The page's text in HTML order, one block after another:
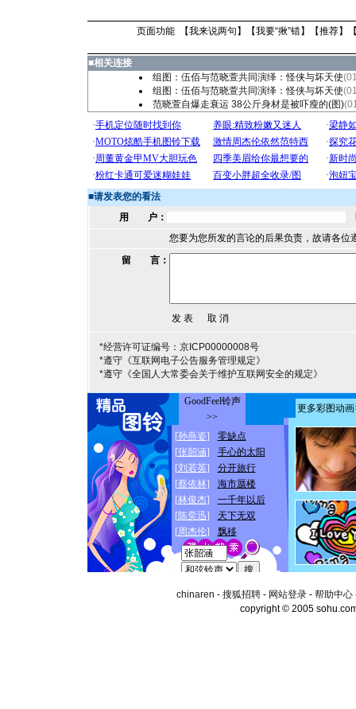
页面功能 【我来说两句 】【我要“揪”错】【推荐】
■相关连接
组图：伍佰与范晓萱共同演绎：怪侠与坏天使
组图：伍佰与范晓萱共同演绎：怪侠与坏天使
范晓萱自爆走衰运 38公斤身材是被吓瘦的(图)
■请发表您的看法
用 户：
您要为您所发的言论的后果负责，故请各位
留 言：
*经营许可证编号：京ICP00000008号
*遵守《互联网电子公告服务管理规定》
*遵守《全国人大常委会关于维护互联网安全的规定》
chinaren - 搜狐招聘- 网站登录- 帮助中心
copyright © 2005